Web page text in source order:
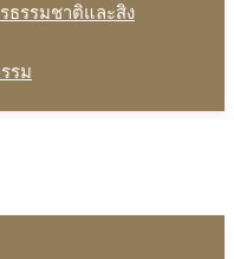
ธรรมชาติและสิง
รม